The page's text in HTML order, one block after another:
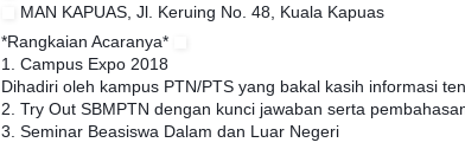
MAN KAPUAS, Jl. Keruing No. 48, Kuala Kapuas
*Rangkaian Acaranya*
1. Campus Expo 2018
Dihadiri oleh kampus PTN/PTS yang bakal kasih informasi
2. Try Out SBMPTN dengan kunci jawaban serta
3. Seminar Beasiswa Dalam dan Luar Negeri